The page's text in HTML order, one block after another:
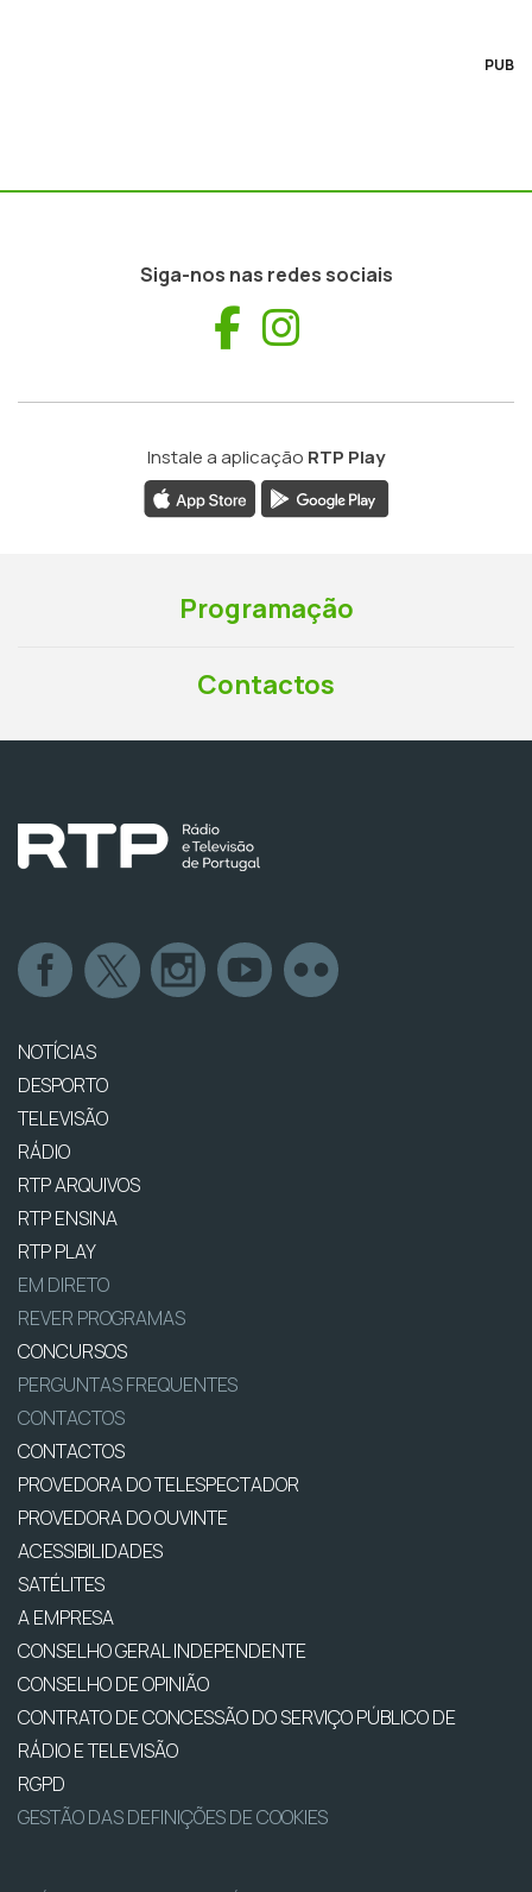
PUB
Siga-nos nas redes sociais
Facebook
Instale a aplicação RTP Play
Programação
Contactos
NOTÍCIAS
DESPORTO
TELEVISÃO
RÁDIO
RTP ARQUIVOS
RTP ENSINA
RTP PLAY
EM DIRETO
REVER PROGRAMAS
CONCURSOS
PERGUNTAS FREQUENTES
CONTACTOS
CONTACTOS
PROVEDORA DO TELESPECTADOR
PROVEDORA DO OUVINTE
ACESSIBILIDADES
SATÉLITES
A EMPRESA
CONSELHO GERAL INDEPENDENTE
CONSELHO DE OPINIÃO
CONTRATO DE CONCESSÃO DO SERVIÇO PÚBLICO DE
RÁDIO E TELEVISÃO
RGPD
GESTÃO DAS DEFINIÇÕES DE COOKIES